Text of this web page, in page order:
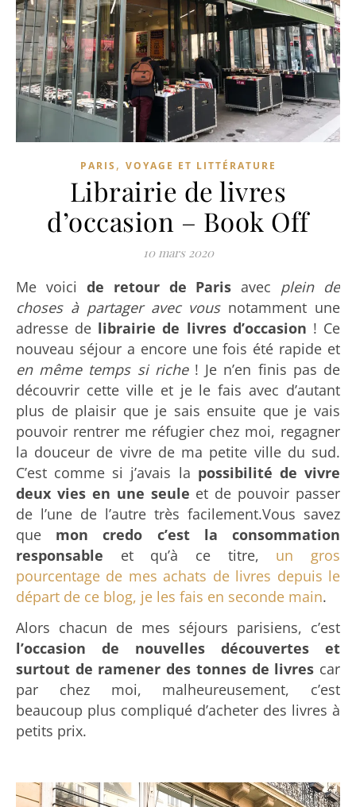
PARIS , VOYAGE ET LITTÉRATURE
Librairie de livres
d’occasion – Book Off
10 mars 2020
Me voici de retour de Paris avec plein de
choses à partager avec vous notamment une
adresse de librairie de livres d’occasion ! Ce
nouveau séjour a encore une fois été rapide et
en même temps si riche! Je n’en finis pas de
découvrir cette ville et je le fais avec d’autant
plus de plaisir que je sais ensuite que je vais
pouvoir rentrer me réfugier chez moi, regagner
la douceur de vivre de ma petite ville du sud.
C’est comme si j’avais la possibilité de vivre
deux vies en une seule et de pouvoir passer
de l’une de l’autre très facilement.Vous savez
que mon credo c’est la consommation
responsable et qu’à ce titre, un gros
pourcentage de mes achats de livres depuis le
départ de ce blog, je les fais en seconde main.
Alors chacun de mes séjours parisiens, c’est
l’occasion de nouvelles découvertes et
surtout de ramener des tonnes de livres car
par chez moi, malheureusement, c’est
beaucoup plus compliqué d’acheter des livres à
petits prix.